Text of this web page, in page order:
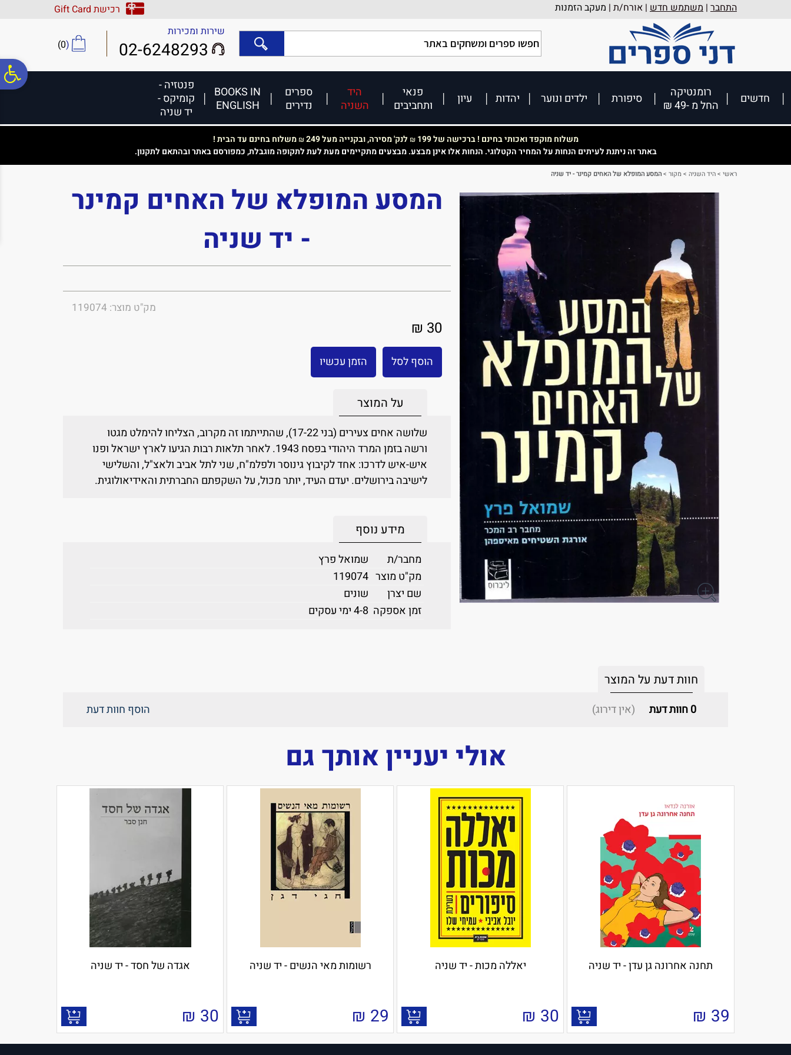
נגישות
אתר
המרכזי
התחבר | משתמש חדש | אורח/ת | מעקב הזמנות
רכישת Gift Card
שירות ומכירות
02-6248293
(
0
)
חדשים
רומנטיקה
החל מ -49 ₪
סיפורת ילדים ונוער יהדות עיון
פנאי
ותחביבים
היד
השניה
ספרים
נדירים
BOOKS IN
ENGLISH
פנטזיה -
קומיקס -
יד שניה
משלוח מוקפד ואכותי בחינם ! ברכישה של 199 ₪ לנק' מסירה, ובקנייה מעל 249 ₪משלוח בחינם עד הבית !
באתר זה ניתנת לעיתים הנחות על המחיר הקטלוגי. הנחות אלו אינן מבצע. מבצעים מתקיימים מעת לעת לתקופה מוגבלת, כמפורסם באתר ובהתאם לתקנון.
ראשי >היד השניה >מקור >המסע המופלא של האחים קמינר - יד שניה
המסע המופלא של האחים קמינר
- יד שניה
מק"ט מוצר: 119074
30 ₪
הוסף לסל הזמן עכשיו
על המוצר
שלושה אחים צעירים (בני 17-22), שהתייתמו זה מקרוב, הצליחו להימלט מגטו
ורשה בזמן המרד היהודי בפסח 1943. לאחר תלאות רבות הגיעו לארץ ישראל ופנו
איש-איש לדרכו: אחד לקיבוץ גינוסר ולפלמ"ח, שני לתל אביב ולאצ"ל, והשלישי
לישיבה בירושלים. יעדם העיד, יותר מכול, על השקפתם החברתית והאידיאולוגית.
מידע נוסף
מחבר/ת
שמואל פרץ
מק"ט מוצר 119074
שם יצרן
שונים
זמן אספקה 4-8 ימי עסקים
חוות דעת על המוצר
0חוות דעת (אין דירוג) הוסף חוות דעת
אולי יעניין אותך גם
תחנה אחרונה גן עדן - יד שניה
39
₪
יאללה מכות - יד שניה
30
₪
רשומות מאי הנשים - יד שניה
29
₪
אגדה של חסד - יד שניה
30
₪